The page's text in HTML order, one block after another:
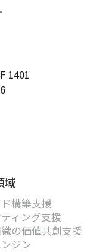
1401
域
構築支援
ィング支援
の価値共創支援
ジン